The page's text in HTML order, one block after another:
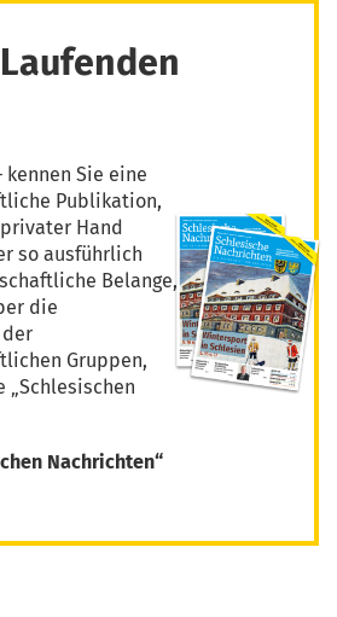
kennen Sie eine
Publikation,
Hand
so ausführlich
Belange,
die
Gruppen,
Nachrichten“